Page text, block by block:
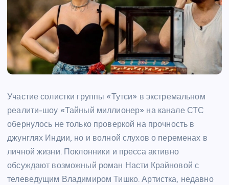
Участие солистки группы «Тутси» в экстремальном
реалити-шоу «Тайный миллионер» на канале СТС
обернулось не только проверкой на прочность в
джунглях Индии, но и волной слухов о переменах в
личной жизни. Поклонники и пресса активно
обсуждают возможный роман Насти Крайновой с
телеведущим Владимиром Тишко. Артистка, недавно